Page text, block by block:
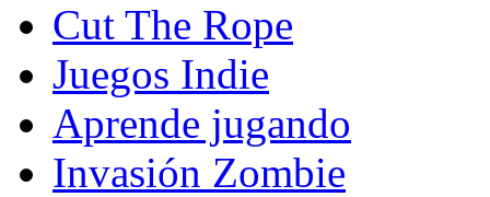
Cut The Rope
Juegos Indie
Aprende jugando
Invasión Zombie